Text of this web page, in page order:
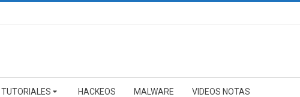
TUTORIALES HACKEOS MALWARE VIDEOS NOTAS